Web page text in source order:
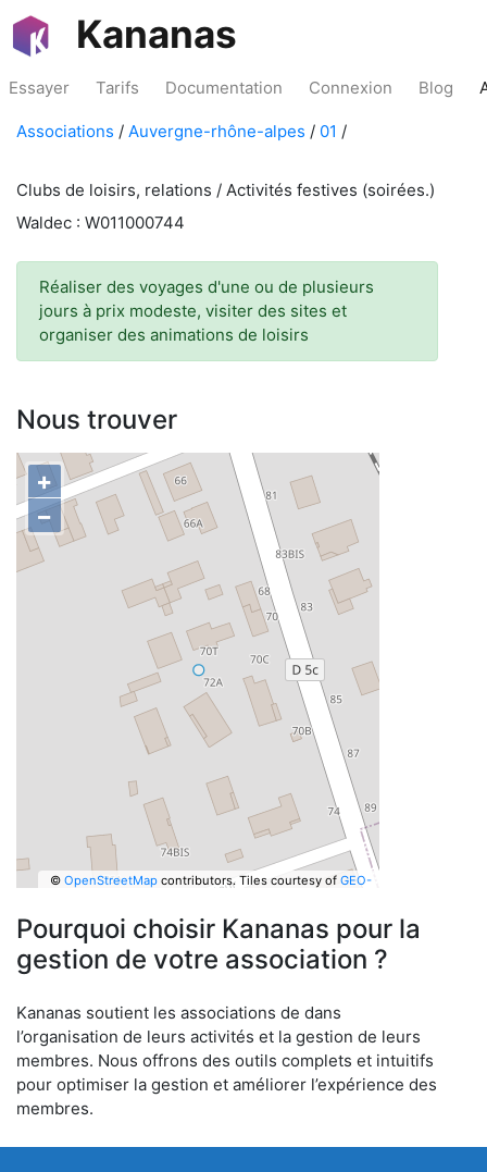
Kananas
Essayer Tarifs Documentation Connexion Blog
Associations / Auvergne-rhône-alpes / 01 /
Clubs de loisirs, relations / Activités festives (soirées.)
Waldec : W011000744
Réaliser des voyages d'une ou de plusieurs
jours à prix modeste, visiter des sites et
organiser des animations de loisirs
Nous trouver
+
−
© OpenStreetMapcontributors. Tiles courtesy of GEO-
Pourquoi choisir Kananas pour la
gestion de votre association ?
Kananas soutient les associations de dans
l’organisation de leurs activités et la gestion de leurs
membres. Nous offrons des outils complets et intuitifs
pour optimiser la gestion et améliorer l’expérience des
membres.